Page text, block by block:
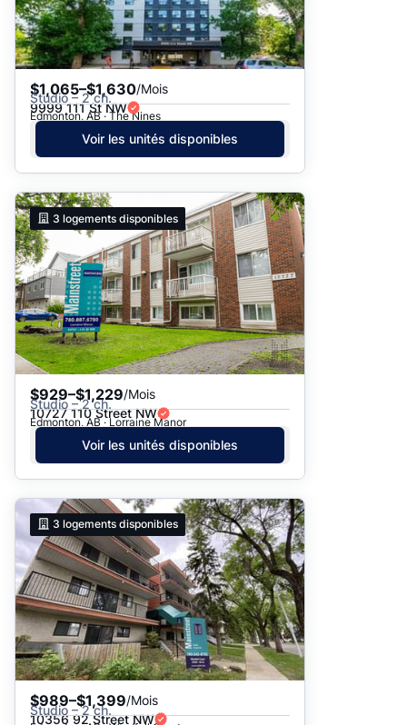
$1,065–$1,630/Mois
Studio – 2 ch.
9999 111 St NW
Edmonton, AB · The Nines
Voir les unités disponibles
3 logements disponibles
$929–$1,229/Mois
Studio – 2 ch.
10727 110 Street NW
Edmonton, AB · Lorraine Manor
Voir les unités disponibles
3 logements disponibles
$989–$1,399/Mois
Studio – 2 ch.
10356 92 Street NW